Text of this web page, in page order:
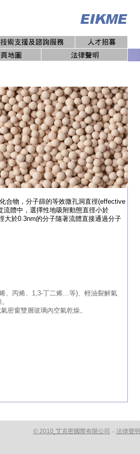
合物，分子篩的等效微孔洞直徑(effective
流體中，選擇性地吸附動態直徑小於
大於0.3nm的分子隨著流體直接通過分子
、丙烯、1,3-丁二烯…等)、輕油裂解氣
密窗雙層玻璃內空氣乾燥。
© 2010 艾克密國際有限公司 – 法律聲明